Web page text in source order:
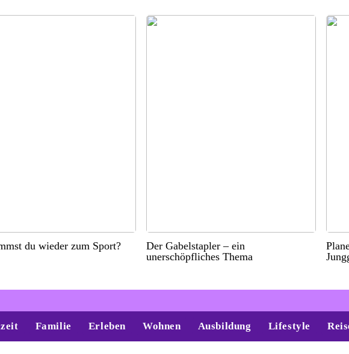
du wieder zum Sport?
Der Gabelstapler – ein
unerschöpfliches Thema
Familie Erleben Wohnen Ausbildung Lifestyle